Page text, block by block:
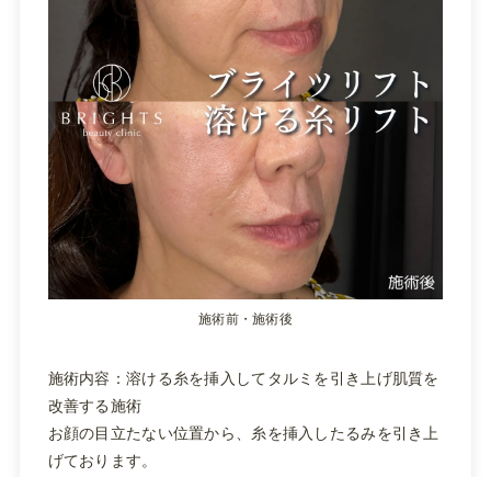
施術前・施術後
施術内容：溶ける糸を挿入してタルミを引き上げ肌質を
改善する施術
お顔の目立たない位置から、糸を挿入したるみを引き上
げております。